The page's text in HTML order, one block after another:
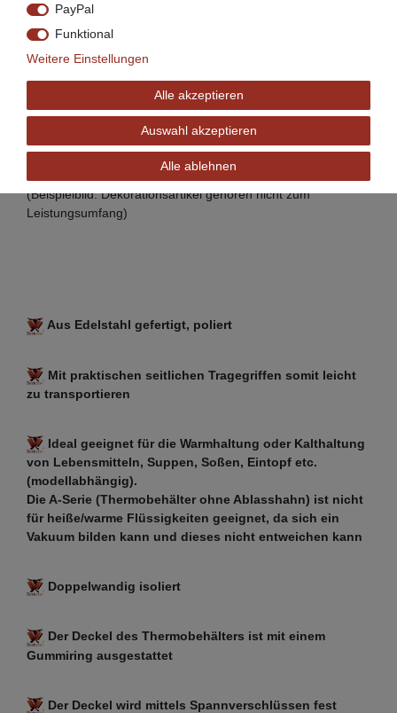
(Beispielbild: Dekorationsartikel gehören nicht zum
Leistungsumfang)
Aus Edelstahl gefertigt, poliert
Mit praktischen seitlichen Tragegriffen somit leicht
zu transportieren
Ideal geeignet für die Warmhaltung oder Kalthaltung
von Lebensmitteln, Suppen, Soßen, Eintopf etc.
(modellabhängig).
Die A-Serie (Thermobehälter ohne Ablasshahn) ist nicht
für heiße/warme Flüssigkeiten geeignet, da sich ein
Vakuum bilden kann und dieses nicht entweichen kann
Doppelwandig isoliert
Der Deckel des Thermobehälters ist mit einem
Gummiring ausgestattet
Der Deckel wird mittels Spannverschlüssen fest
PayPal
Funktional
Weitere Einstellungen
Alle akzeptieren
Auswahl akzeptieren
Alle ablehnen